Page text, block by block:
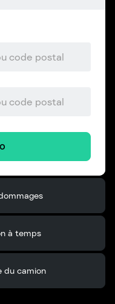
à temps
du camion